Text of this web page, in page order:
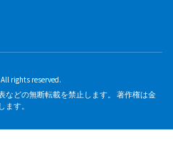
rights reserved.
などの無断転載を禁止します。 著作権は金
す。